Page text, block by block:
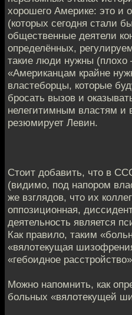
хорошего Америке: это и
(которых сегодня стали
общественные деятели
определённых,
такие люди нужны (плохо
«Американцам крайне
властеборцы, которые
бросать вызов и
нелегитимным властям и
резюмирует Левин.
Стоит добавить, что в
(видимо, под напором
же взглядов, что их
оппозиционная,
деятельность является
Как правило, таким
«вялотекущая
«гебоидное
Можно напомнить, как
больных «вялотекущей